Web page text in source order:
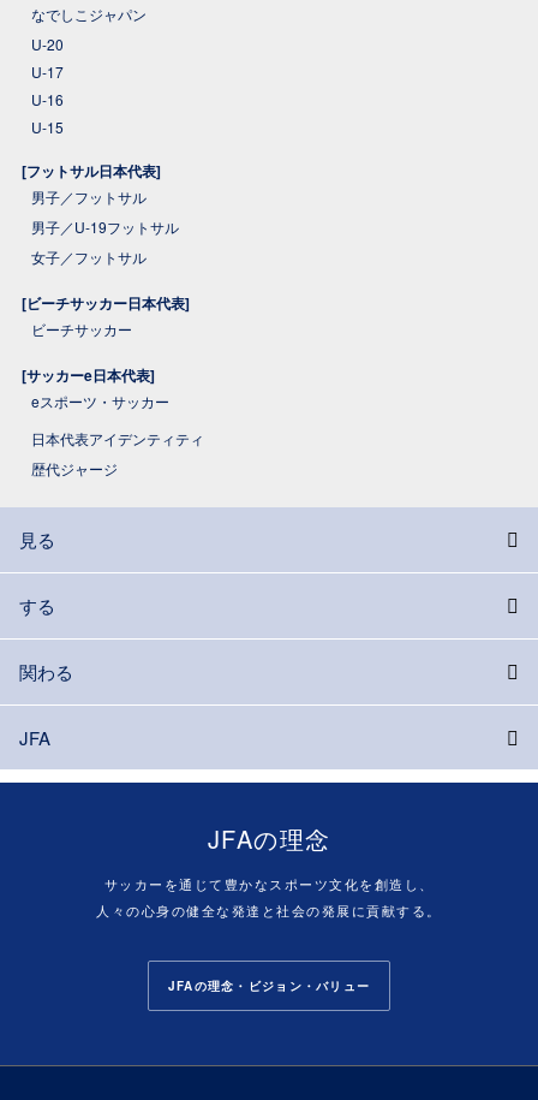
なでしこジャパン
U-20
U-17
U-16
U-15
[フットサル日本代表]
男子／フットサル
男子／U-19フットサル
女子／フットサル
[ビーチサッカー日本代表]
ビーチサッカー
[サッカーe日本代表]
eスポーツ・サッカー
日本代表アイデンティティ
歴代ジャージ
見る
する
関わる
JFA
JFAの理念
サッカーを通じて豊かなスポーツ文化を創造し、
人々の心身の健全な発達と社会の発展に貢献する。
JFAの理念・ビジョン・バリュー